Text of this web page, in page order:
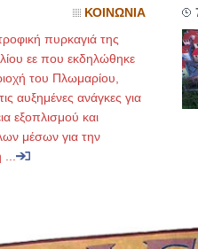
ΚΟΙΝΩΝΙΑ
πυρκαγιά της
εε που εκδηλώθηκε
του Πλωμαρίου,
αυξημένες ανάγκες για
εξοπλισμού και
μέσων για την